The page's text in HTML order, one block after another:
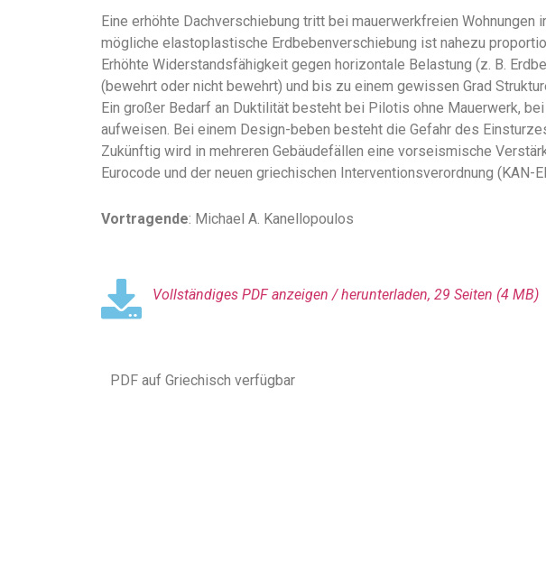
Eine erhöhte Dachverschiebung tritt bei mauerwerkfreien
mögliche elastoplastische Erdbebenverschiebung ist nahezu
Erhöhte Widerstandsfähigkeit gegen horizontale Belastung (z. B.
(bewehrt oder nicht bewehrt) und bis zu einem gewissen Grad
Ein großer Bedarf an Duktilität besteht bei Pilotis ohne Mauerwerk,
aufweisen. Bei einem Design-beben besteht die Gefahr des
Zukünftig wird in mehreren Gebäudefällen eine vorseismische
Eurocode und der neuen griechischen Interventionsverordnung (KAN-
Vortragende: Michael A. Kanellopoulos
Vollständiges PDF anzeigen / herunterladen, 29 Seiten (4 MΒ)
PDF auf Griechisch verfügbar